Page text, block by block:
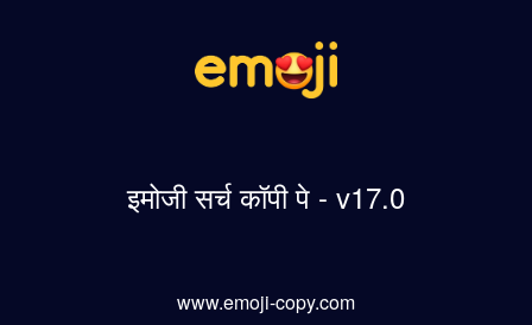
इमोजी सर्च कॉपी पे - v17.0
www.emoji-copy.com